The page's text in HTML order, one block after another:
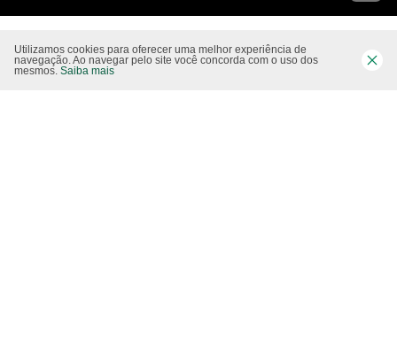
Utilizamos cookies para oferecer uma melhor experiência de
navegação. Ao navegar pelo site você concorda com o uso dos
mesmos. Saiba mais